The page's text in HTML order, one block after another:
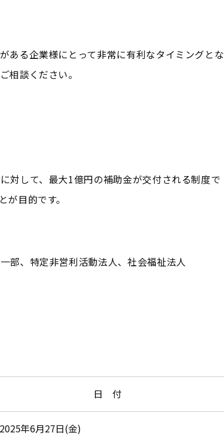
ある企業様にとって非常に有利なタイミングとな
談ください。
対して、最大1億円の補助金が交付される制度で
目的です。
部、特定非営利活動法人、社会福祉法人
日 付
2025年6月27日(金)